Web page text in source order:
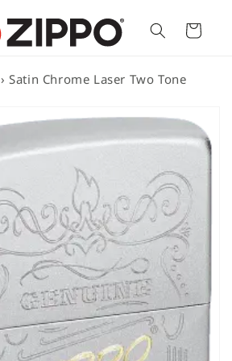
Cart
›Satin Chrome Laser Two Tone